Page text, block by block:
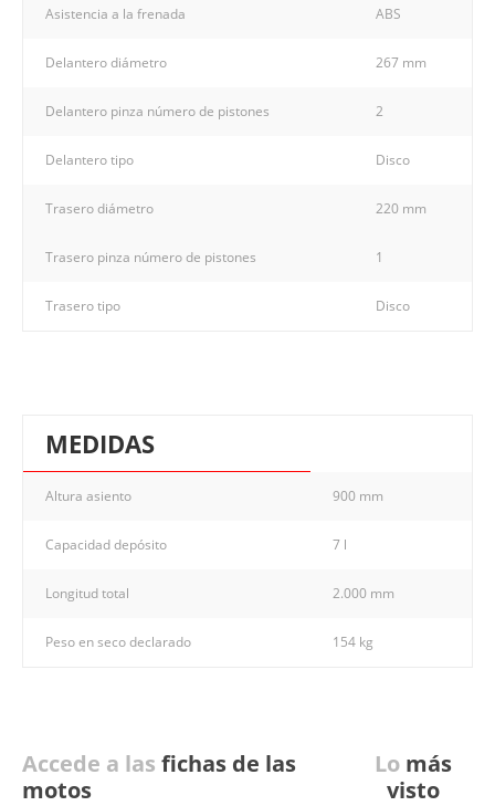
Asistencia a la frenada ABS
Delantero diámetro 267 mm
Delantero pinza número de pistones 2
Delantero tipo Disco
Trasero diámetro 220 mm
Trasero pinza número de pistones 1
Trasero tipo Disco
MEDIDAS
Altura asiento 900 mm
Capacidad depósito 7 l
Longitud total 2.000 mm
Peso en seco declarado 154 kg
Accede a las fichas de las
motos
Lo más
visto